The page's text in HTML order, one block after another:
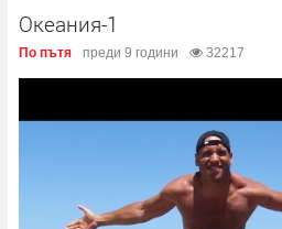
Океания-1
По пътя преди 9 години 32217